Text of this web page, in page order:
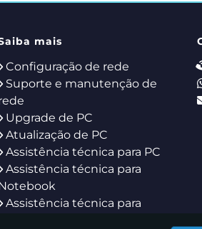
mais
Configuração de rede
Suporte e manutenção de
Upgrade de PC
Atualização de PC
Assistência técnica para PC
Assistência técnica para
Assistência técnica para